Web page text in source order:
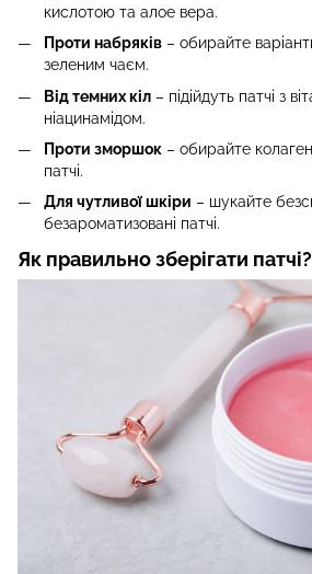
кислотою та алое вера.
Проти набряків – обирайте
зеленим чаєм.
Від темних кіл – підійдуть патчі з
ніацинамідом.
Проти зморшок – обирайте
патчі.
Для чутливої шкіри – шукайте
безароматизовані патчі.
Як правильно зберігати патчі?